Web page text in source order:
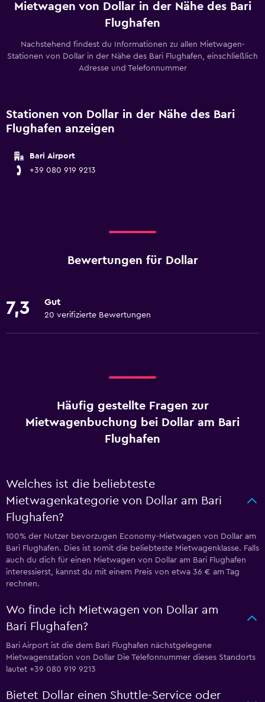
Mietwagen von Dollar in der Nähe des Bari
Flughafen
Nachstehend findest du Informationen zu allen Mietwagen-
Stationen von Dollar in der Nähe des Bari Flughafen, einschließlich
Adresse und Telefonnummer
Stationen von Dollar in der Nähe des Bari
Flughafen anzeigen
Bari Airport
+39 080 919 9213
Bewertungen für Dollar
7,3 Gut
20 verifizierte Bewertungen
Häufig gestellte Fragen zur
Mietwagenbuchung bei Dollar am Bari
Flughafen
Welches ist die beliebteste
Mietwagenkategorie von Dollar am Bari
Flughafen?
100% der Nutzer bevorzugen Economy-Mietwagen von Dollar am
Bari Flughafen. Dies ist somit die beliebteste Mietwagenklasse. Falls
auch du dich für einen Mietwagen von Dollar am Bari Flughafen
interessierst, kannst du mit einem Preis von etwa 36 € am Tag
rechnen.
Wo finde ich Mietwagen von Dollar am
Bari Flughafen?
Bari Airport ist die dem Bari Flughafen nächstgelegene
Mietwagenstation von Dollar Die Telefonnummer dieses Standorts
lautet +39 080 919 9213
Bietet Dollar einen Shuttle-Service oder